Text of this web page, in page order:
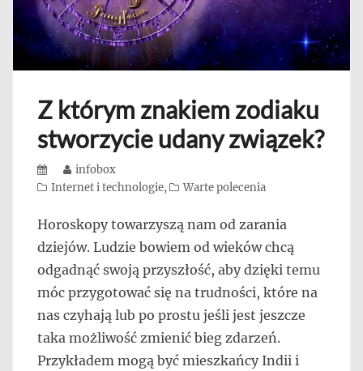
Z którym znakiem zodiaku
stworzycie udany związek?
Posted
on
Author
infobox
Categories
Internet i technologie, Warte polecenia
Horoskopy towarzyszą nam od zarania
dziejów. Ludzie bowiem od wieków chcą
odgadnąć swoją przyszłość, aby dzięki temu
móc przygotować się na trudności, które na
nas czyhają lub po prostu jeśli jest jeszcze
taka możliwość zmienić bieg zdarzeń.
Przykładem mogą być mieszkańcy Indii i